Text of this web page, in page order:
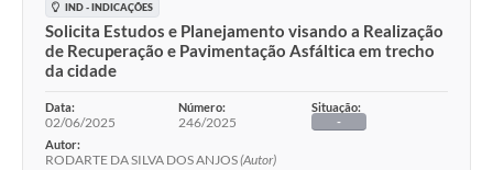
IND - INDICAÇÕES
Solicita Estudos e Planejamento visando a Realização
de Recuperação e Pavimentação Asfáltica em trecho
da cidade
Data:
02/06/2025
Número:
246/2025
Situação:
-
Autor:
RODARTE DA SILVA DOS ANJOS(Autor)